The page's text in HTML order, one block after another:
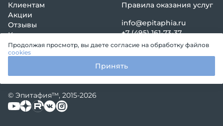
Клиентам
Акции
Отзывы
Контакты
Правила оказания услуг
info@epitaphia.ru
+7 (495) 161-73-37
© Эпитафия™, 2015-2026
Продолжая просмотр, вы даете согласие на обработку файлов
cookies
Принять